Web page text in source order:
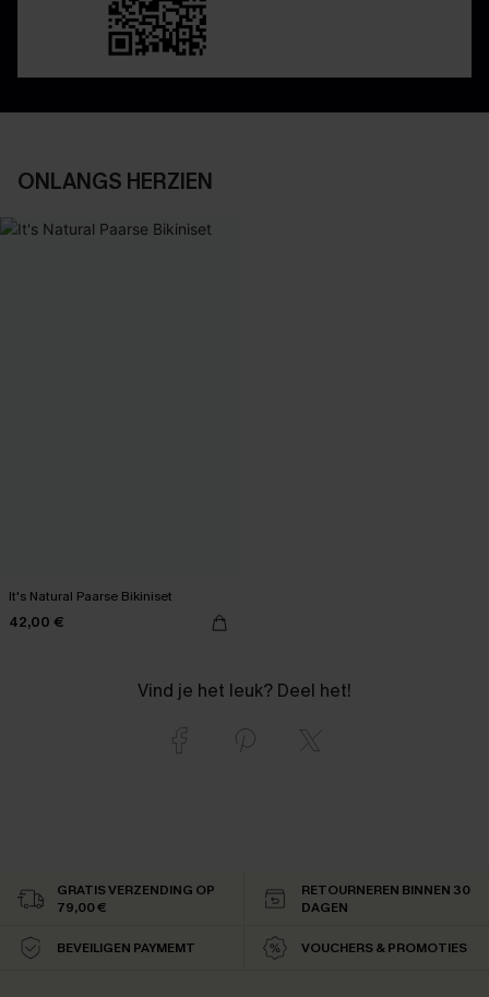
ONLANGS HERZIEN
It's Natural Paarse Bikiniset
42,00 €
Vind je het leuk? Deel het!
GRATIS VERZENDING OP
79,00 €
RETOURNEREN BINNEN 30
DAGEN
BEVEILIGEN PAYMEMT VOUCHERS & PROMOTIES